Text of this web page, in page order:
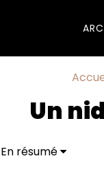
Un
En résumé